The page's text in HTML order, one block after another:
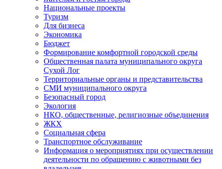
Национальные проекты
Туризм
Для бизнеса
Экономика
Бюджет
Формирование комфортной городской среды
Общественная палата муниципального округа
Сухой Лог
Территориальные органы и представительства
СМИ муниципального округа
Безопасный город
Экология
НКО, общественные, религиозные объединения
ЖКХ
Социальная сфера
Транспортное обслуживание
Информация о мероприятиях при осуществлении
деятельности по обращению с животными без